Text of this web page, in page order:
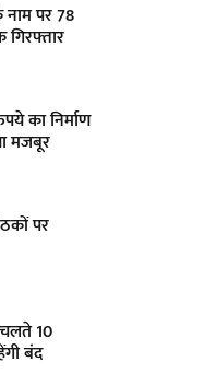
पर 78
का निर्माण
मजबूर
पर
चलते 10
बंद